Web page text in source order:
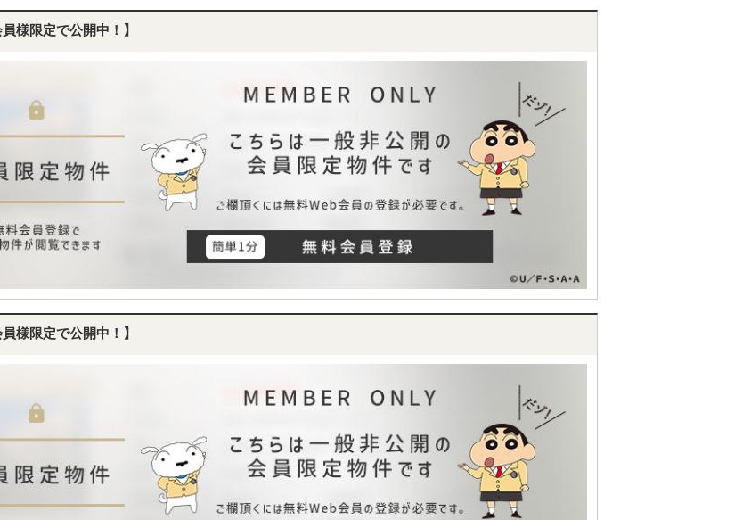
員様限定で公開中！】
員様限定で公開中！】